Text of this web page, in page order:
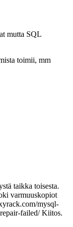
mutta SQL
toimii, mm
taikka toisesta.
varmuuskopiot
mysql-
failed/ Kiitos.